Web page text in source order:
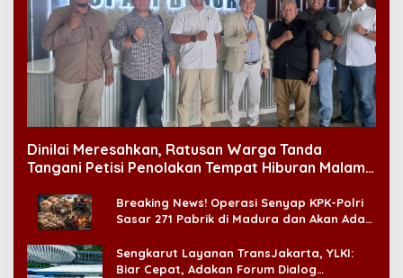
Dinilai Meresahkan, Ratusan Warga Tanda
Tangani Petisi Penolakan Tempat Hiburan Malam
Breaking News! Operasi Senyap KPK-Polri
Sasar 271 Pabrik di Madura dan Akan Ada
Sengkarut Layanan TransJakarta, YLKI:
Biar Cepat, Adakan Forum Dialog